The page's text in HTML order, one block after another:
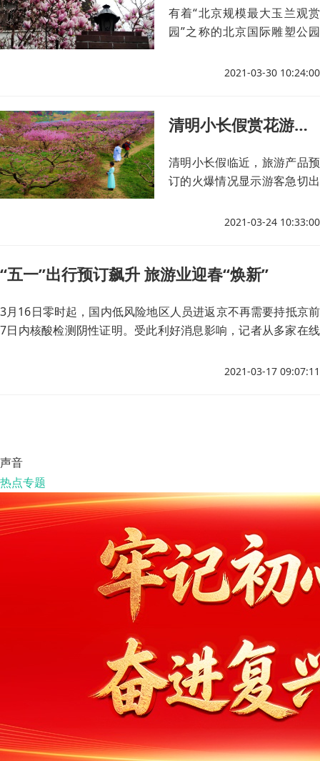
有着“北京规模最大玉兰观赏
园”之称的北京国际雕塑公园
花目前已竞相绽放。2021-03-30 10:24:00
清明小长假赏花游、文化游受追捧
清明小长假临近，旅游产品预
订的火爆情况显示游客急切出
2021-03-24 10:33:00
“五一”出行预订飙升 旅游业迎春“焕新”
3月16日零时起，国内低风险地区人员进返京不再需要持抵京前
7日内核酸检测阴性证明。受此利好消息影响，记者从多家在线
2021-03-17 09:07:11
声音
热点专题